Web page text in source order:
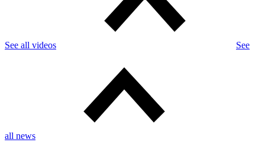
See all videos See
all news